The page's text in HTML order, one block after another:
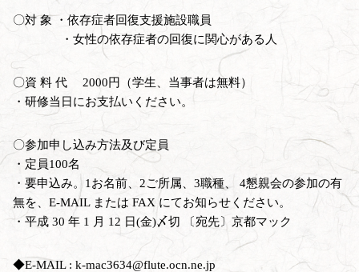
〇対 象 ・依存症者回復支援施設職員
・女性の依存症者の回復に関心がある人
〇資 料 代 2000円（学生、当事者は無料）
・研修当日にお支払いください。
〇参加申し込み方法及び定員
・定員100名
・要申込み。1お名前、2ご所属、3職種、 4懇親会の参加の有
無を、E-MAIL または FAX にてお知らせください。
・平成 30 年 1 月 12 日(金)〆切 〔宛先〕京都マック
◆E-MAIL : k-mac3634@flute.ocn.ne.jp